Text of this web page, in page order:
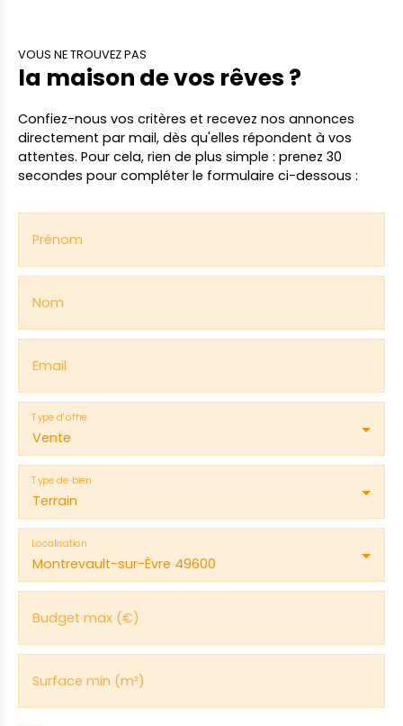
VOUS NE TROUVEZ PAS
la maison de vos rêves ?
Confiez-nous vos critères et recevez nos annonces
directement par mail, dès qu'elles répondent à vos
attentes. Pour cela, rien de plus simple : prenez 30
secondes pour compléter le formulaire ci-dessous :
Prénom
Nom
Email
Vente
Type d'offre
Terrain
Type de bien
Montrevault-sur-Èvre 49600
Localisation
Budget max (€)
Surface min (m²)